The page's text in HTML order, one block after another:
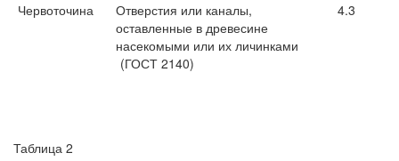
Червоточина
Отверстия или каналы,
оставленные в древесине
насекомыми или их личинками
(ГОСТ 2140)
4.3
Таблица 2